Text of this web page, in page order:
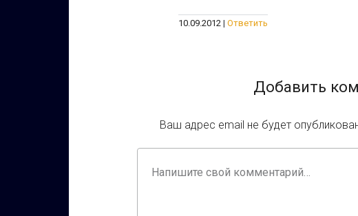
10.09.2012 Ответить
Добавить
Ваш адрес email не будет
Ваш
комментарий